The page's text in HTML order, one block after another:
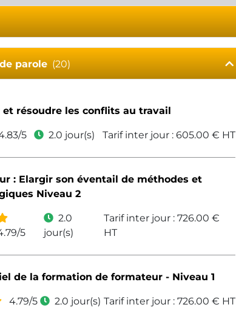
parole (20)
résoudre les conflits au travail
5 2.0 jour(s) Tarif inter jour : 605.00 € HT
: Elargir son éventail de méthodes et
Niveau 2
5
2.0
jour(s)
Tarif inter jour : 726.00 €
HT
de la formation de formateur - Niveau 1
4.79/5 2.0 jour(s) Tarif inter jour : 726.00 € HT